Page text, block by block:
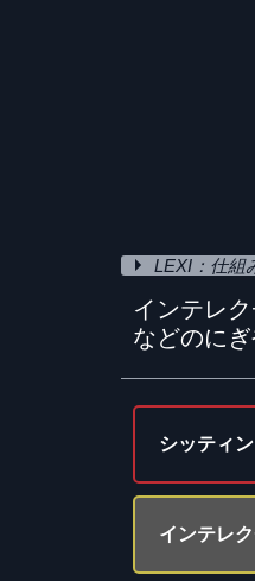
LEXI：仕組
インテレ
などのに
シッティ
インテレ